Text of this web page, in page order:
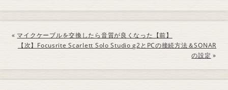
« マイクケーブルを交換したら音質が良くなった【前】
【次】Focusrite Scarlett Solo Studio g2とPCの接続方法＆SONAR
の設定 »